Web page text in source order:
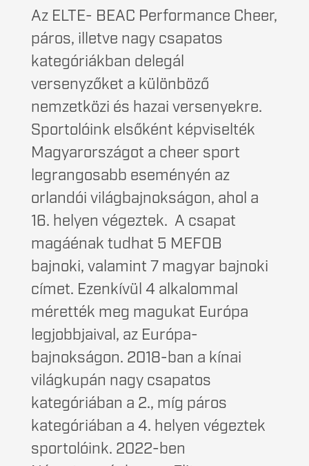
Az ELTE- BEAC Performance Cheer,
páros, illetve nagy csapatos
kategóriákban delegál
versenyzőket a különböző
nemzetközi és hazai versenyekre.
Sportolóink elsőként képviselték
Magyarországot a cheer sport
legrangosabb eseményén az
orlandói világbajnokságon, ahol a
16. helyen végeztek. A csapat
magáénak tudhat 5 MEFOB
bajnoki, valamint 7 magyar bajnoki
címet. Ezenkívül 4 alkalommal
mérették meg magukat Európa
legjobbjaival, az Európa-
bajnokságon. 2018-ban a kínai
világkupán nagy csapatos
kategóriában a 2., míg páros
kategóriában a 4. helyen végeztek
sportolóink. 2022-ben